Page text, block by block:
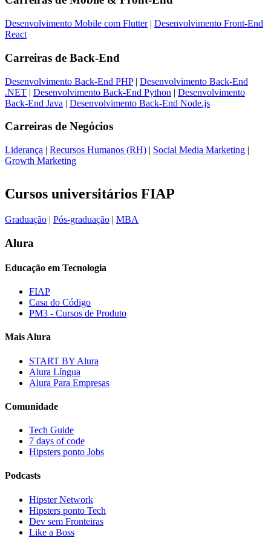
Desenvolvimento Mobile com Flutter| Desenvolvimento Front-End
React
Carreiras de Back-End
Desenvolvimento Back-End PHP| Desenvolvimento Back-End
.NET | Desenvolvimento Back-End Python | Desenvolvimento
Back-End Java | Desenvolvimento Back-End Node.js
Carreiras de Negócios
Liderança | Recursos Humanos (RH) | Social Media Marketing |
Growth Marketing
Cursos universitários FIAP
Graduação | Pós-graduação | MBA
Alura
Educação em Tecnologia
FIAP
Casa do Código
PM3 - Cursos de Produto
Mais Alura
START BY Alura
Alura Língua
Alura Para Empresas
Comunidade
Tech Guide
7 days of code
Hipsters ponto Jobs
Podcasts
Hipster Network
Hipsters ponto Tech
Dev sem Fronteiras
Like a Boss